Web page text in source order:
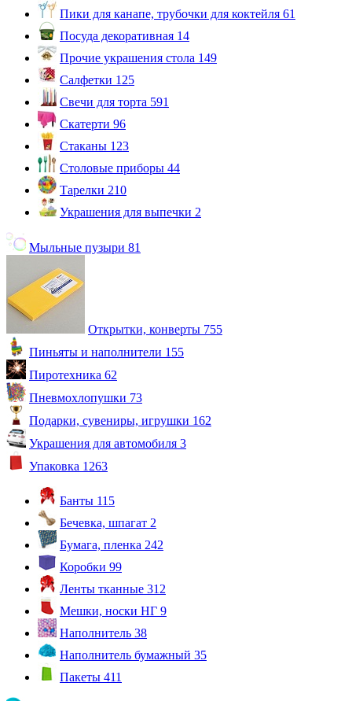
Пики для канапе, трубочки для коктейля 61
Посуда декоративная 14
Прочие украшения стола 149
Салфетки 125
Свечи для торта 591
Скатерти 96
Стаканы 123
Столовые приборы 44
Тарелки 210
Украшения для выпечки 2
Мыльные пузыри 81
Открытки, конверты 755
Пиньяты и наполнители 155
Пиротехника 62
Пневмохлопушки 73
Подарки, сувениры, игрушки 162
Украшения для автомобиля 3
Упаковка 1263
Банты 115
Бечевка, шпагат 2
Бумага, пленка 242
Коробки 99
Ленты тканные 312
Мешки, носки НГ 9
Наполнитель 38
Наполнитель бумажный 35
Пакеты 411